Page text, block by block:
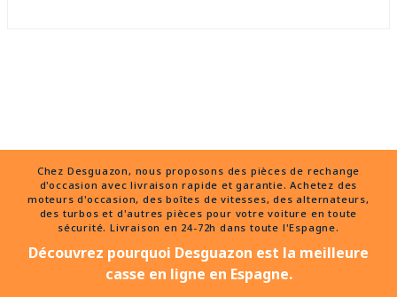
Chez Desguazon, nous proposons des pièces de rechange
d'occasion avec livraison rapide et garantie. Achetez des
moteurs d'occasion, des boîtes de vitesses, des alternateurs,
des turbos et d'autres pièces pour votre voiture en toute
sécurité. Livraison en 24-72h dans toute l'Espagne.
Découvrez pourquoi Desguazon est la meilleure
casse en ligne en Espagne.